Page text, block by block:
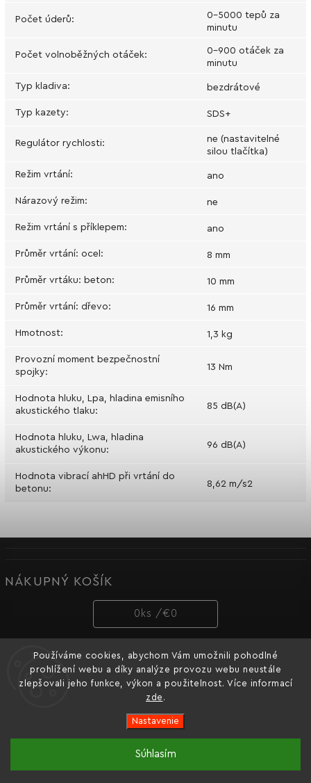
Používáme cookies, abychom Vám umožnili pohodlné
prohlížení webu a díky analýze provozu webu neustále
zlepšovali jeho funkce, výkon a použitelnost. Více informací
zde .
Nastavenie
Súhlasím
Oficiální e-shop ukrajinské značky nářadí Dnipro-M pro
Česko a Slovensko.
Počet úderů:
0-5000 tepů za
minutu
Počet volnoběžných otáček:
0-900 otáček za
minutu
Typ kladiva: bezdrátové
Typ kazety: SDS+
Regulátor rychlosti:
ne (nastavitelné
silou tlačítka)
Režim vrtání: ano
Nárazový režim: ne
Režim vrtání s příklepem: ano
Průměr vrtání: ocel : 8 mm
Průměr vrtáku: beton: 10 mm
Průměr vrtání: dřevo: 16 mm
Hmotnost: 1,3 kg
Provozní moment bezpečnostní
spojky: 13 Nm
Hodnota hluku, Lpa, hladina emisního
akustického tlaku: 85 dB(A)
Hodnota hluku, Lwa, hladina
akustického výkonu: 96 dB(A)
Hodnota vibrací ahHD při vrtání do
betonu: 8,62 m/s2
NÁKUPNÝ KOŠÍK
0 ks /€0
PRIJÍMAME ONLINE PLATBY